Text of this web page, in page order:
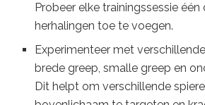
Probeer elke trainingssessie
herhalingen toe te voegen.
Experimenteer met
brede greep, smalle greep en
Dit helpt om verschillende